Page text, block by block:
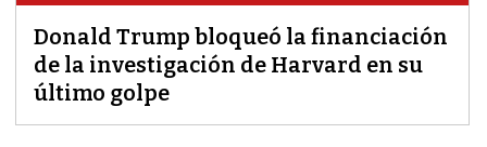
Donald Trump bloqueó la financiación
de la investigación de Harvard en su
último golpe